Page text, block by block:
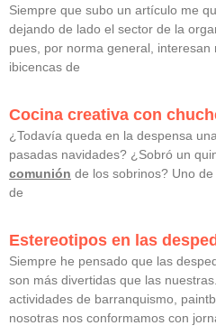
Siempre que subo un artículo me
dejando de lado el sector de la
pues, por norma general, interesan
ibicencas de
Cocina creativa con
¿Todavía queda en la despensa una
pasadas navidades? ¿Sobró un
comunión de los sobrinos? Uno
de
Estereotipos en las
Siempre he pensado que las
son más divertidas que las
actividades de barranquismo,
nosotras nos conformamos con